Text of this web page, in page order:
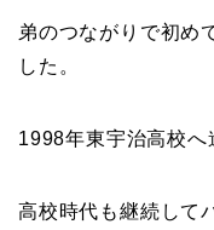
弟のつながりで初め
した。
1998年東宇治高校へ
高校時代も継続して